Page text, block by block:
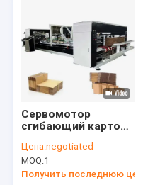
Сервомотор
сгибающий картон
автоматический
мини сцепщик
сшивка
Цена:negotiated
MOQ:1
Получить последнюю цену